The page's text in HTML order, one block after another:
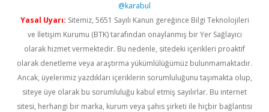
@karabul
Yasal Uyarı: Sitemiz, 5651 Sayılı Kanun gereğince Bilgi Teknolojileri
ve İletişim Kurumu (BTK) tarafından onaylanmış bir Yer Sağlayıcı
olarak hizmet vermektedir. Bu nedenle, sitedeki içerikleri proaktif
olarak denetleme veya araştırma yükümlülüğümüz bulunmamaktadır.
Ancak, üyelerimiz yazdıkları içeriklerin sorumluluğunu taşımakta olup,
siteye üye olarak bu sorumluluğu kabul etmiş sayılırlar. Bu internet
sitesi, herhangi bir marka, kurum veya şahıs şirketi ile hiçbir bağlantısı